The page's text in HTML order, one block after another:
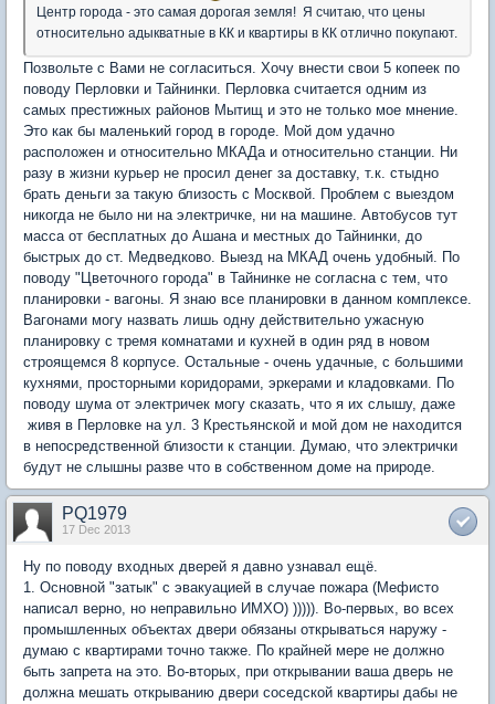
Центр города - это самая дорогая земля! Я считаю, что цены
относительно адыкватные в КК и квартиры в КК отлично покупают.
Позвольте с Вами не согласиться. Хочу внести свои 5 копеек по
поводу Перловки и Тайнинки. Перловка считается одним из
самых престижных районов Мытищ и это не только мое мнение.
Это как бы маленький город в городе. Мой дом удачно
расположен и относительно МКАДа и относительно станции. Ни
разу в жизни курьер не просил денег за доставку, т.к. стыдно
брать деньги за такую близость с Москвой. Проблем с выездом
никогда не было ни на электричке, ни на машине. Автобусов тут
масса от бесплатных до Ашана и местных до Тайнинки, до
быстрых до ст. Медведково. Выезд на МКАД очень удобный. По
поводу "Цветочного города" в Тайнинке не согласна с тем, что
планировки - вагоны. Я знаю все планировки в данном комплексе.
Вагонами могу назвать лишь одну действительно ужасную
планировку с тремя комнатами и кухней в один ряд в новом
строящемся 8 корпусе. Остальные - очень удачные, с большими
кухнями, просторными коридорами, эркерами и кладовками. По
поводу шума от электричек могу сказать, что я их слышу, даже
живя в Перловке на ул. 3 Крестьянской и мой дом не находится
в непосредственной близости к станции. Думаю, что электрички
будут не слышны разве что в собственном доме на природе.
PQ1979
17 Dec 2013
Ну по поводу входных дверей я давно узнавал ещё.
1. Основной "затык" с эвакуацией в случае пожара (Мефисто
написал верно, но неправильно ИМХО) ))))). Во-первых, во всех
промышленных объектах двери обязаны открываться наружу -
думаю с квартирами точно также. По крайней мере не должно
быть запрета на это. Во-вторых, при открывании ваша дверь не
должна мешать открыванию двери соседской квартиры дабы не